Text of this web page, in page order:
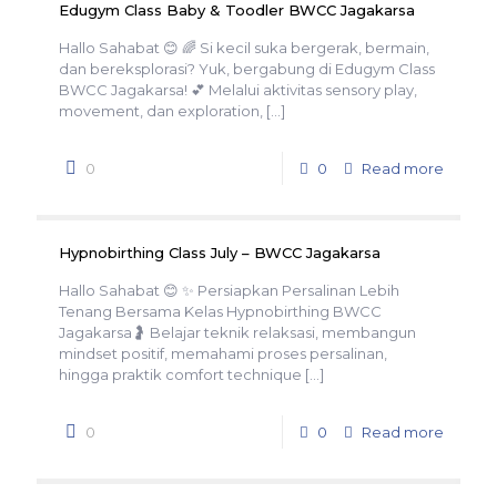
Edugym Class Baby & Toodler BWCC Jagakarsa
Hallo Sahabat 😊 🌈 Si kecil suka bergerak, bermain,
dan bereksplorasi? Yuk, bergabung di Edugym Class
BWCC Jagakarsa! 💕 Melalui aktivitas sensory play,
movement, dan exploration, […]
0 0 Read more
Hypnobirthing Class July – BWCC Jagakarsa
Hallo Sahabat 😊 ✨ Persiapkan Persalinan Lebih
Tenang Bersama Kelas Hypnobirthing BWCC
Jagakarsa🤰 Belajar teknik relaksasi, membangun
mindset positif, memahami proses persalinan,
hingga praktik comfort technique […]
0 0 Read more